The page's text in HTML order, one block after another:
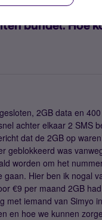
bundel. Hoe
2GB data en 400
achter elkaar 2 SMS
dat de 2GB op
geblokkeerd was
worden om het
Hier ben ik nogal
€9 per maand 2GB
met iemand van Simyo
en hoe we kunnen